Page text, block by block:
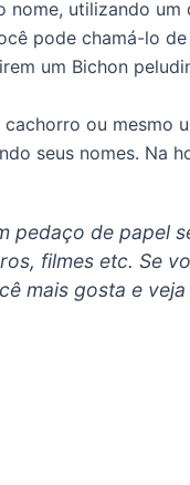
nome, utilizando
pode chamá-lo
um Bichon
ou mesmo
seus nomes. Na
pedaço de papel
filmes etc. Se
mais gosta e